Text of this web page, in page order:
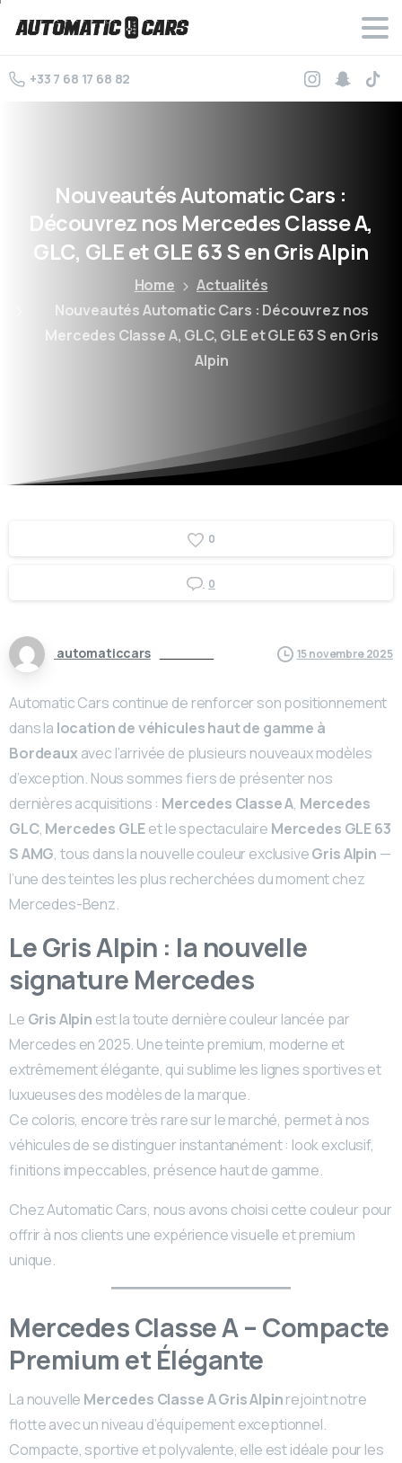
+33 7 68 17 68 82
NouveautésAutomaticCars :
Découvrez nos MercedesClasseA,
GLC, GLEetGLE 63SenGrisAlpin
Home
Actualités
Nouveautés Automatic Cars : Découvrez nos
Mercedes Classe A, GLC, GLE et GLE 63 S en Gris
Alpin
0
0
automaticcars 15 novembre 2025
Automatic Cars continue de renforcer son positionnement
dans la location de véhicules haut de gamme à
Bordeauxavec l’arrivée de plusieurs nouveaux modèles
d’exception. Nous sommes fiers de présenter nos
dernières acquisitions : Mercedes Classe A, Mercedes
GLC, Mercedes GLEet le spectaculaire Mercedes GLE 63
S AMG, tous dans la nouvelle couleur exclusiveGris Alpin —
l’une des teintes les plus recherchées du moment chez
Mercedes-Benz.
Le Gris Alpin : la nouvelle
signature Mercedes
Le Gris Alpin est la toute dernière couleur lancée par
Mercedes en 2025. Une teinte premium, moderne et
extrêmement élégante, qui sublime les lignes sportives et
luxueuses des modèles de la marque.
Ce coloris, encore très rare sur le marché, permet à nos
véhicules de se distinguer instantanément : look exclusif,
finitions impeccables, présence haut de gamme.
Chez Automatic Cars, nous avons choisi cette couleur pour
offrir à nos clients une expérience visuelle et premium
unique.
Mercedes Classe A – Compacte
Premium et Élégante
La nouvelle Mercedes Classe A Gris Alpinrejoint notre
flotte avec un niveau d’équipement exceptionnel.
Compacte, sportive et polyvalente, elle est idéale pour les